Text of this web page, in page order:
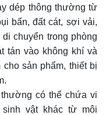
dép thông thường từ
bẩn, đất cát, sợi vải,
chuyển trong phòng
tán vào không khí và
sản phẩm, thiết bị
có thể chứa vi
vật khác từ môi